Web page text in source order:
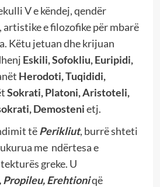
V e këndej, qendër
e filozofike për mbarë
Këtu jetuan dhe krijuan
Eskili, Sofokliu, Euripidi,
Herodoti, Tuqididi,
Sokrati, Platoni, Aristoteli,
Demostenietj.
të Perikliut, burrë shteti
me ndërtesa e
greke. U
Propileu, Erehtioniqë